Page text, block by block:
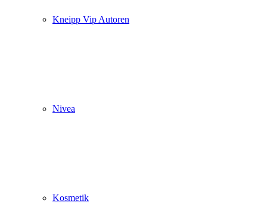
Kneipp Vip Autoren
Nivea
Kosmetik